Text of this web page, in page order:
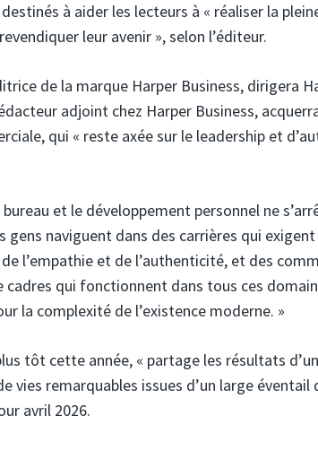
à aider les lecteurs à « réaliser la
leur avenir », selon l’éditeur.
de la marque Harper Business, dirigera
adjoint chez Harper Business,
qui « reste axée sur le leadership et
et le développement personnel ne
gens naviguent dans des carrières qui
l’empathie et de l’authenticité, et des
qui fonctionnent dans tous ces
la complexité de l’existence moderne. »
tôt cette année, « partage les résultats
vies remarquables issues d’un large éventail
avril 2026.